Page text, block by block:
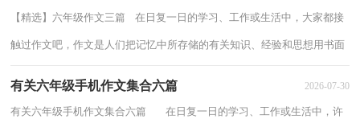
【精选】六年级作文三篇 在日复一日的学习、工作或生活中，大家都接
触过作文吧，作文是人们把记忆中所存储的有关知识、经验和思想用书面
有关六年级手机作文集合六篇 2026-07-30
有关六年级手机作文集合六篇 在日复一日的学习、工作或生活中，许